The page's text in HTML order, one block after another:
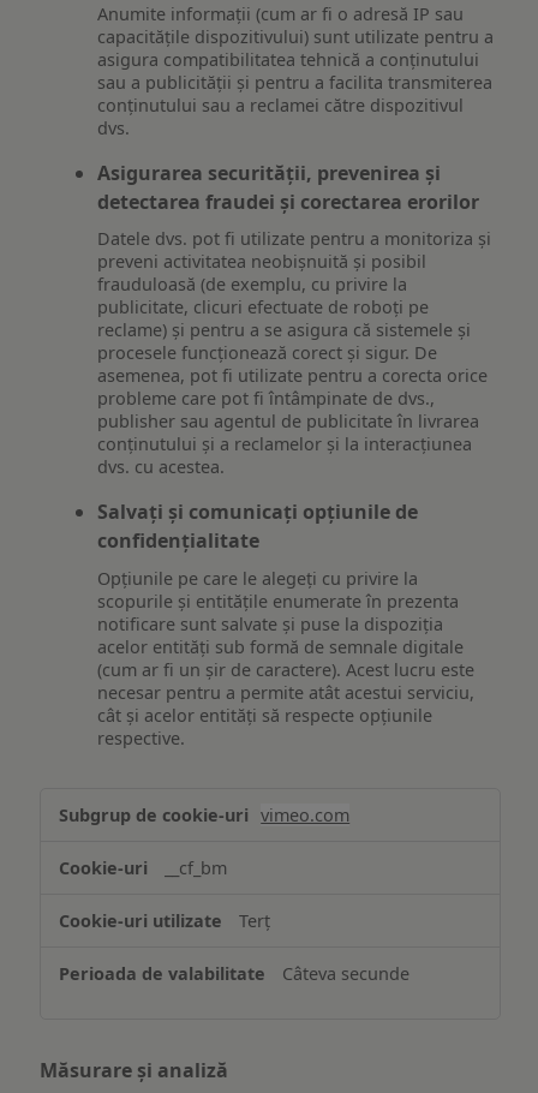
Anumite informații (cum ar fi o adresă IP sau
capacitățile dispozitivului) sunt utilizate pentru a
asigura compatibilitatea tehnică a conținutului
sau a publicității și pentru a facilita transmiterea
conținutului sau a reclamei către dispozitivul
dvs.
Asigurarea securității, prevenirea și
detectarea fraudei și corectarea erorilor
Datele dvs. pot fi utilizate pentru a monitoriza și
preveni activitatea neobișnuită și posibil
frauduloasă (de exemplu, cu privire la
publicitate, clicuri efectuate de roboți pe
reclame) și pentru a se asigura că sistemele și
procesele funcționează corect și sigur. De
asemenea, pot fi utilizate pentru a corecta orice
probleme care pot fi întâmpinate de dvs.,
publisher sau agentul de publicitate în livrarea
conținutului și a reclamelor și la interacțiunea
dvs. cu acestea.
Salvați și comunicați opțiunile de
confidențialitate
Opțiunile pe care le alegeți cu privire la
scopurile și entitățile enumerate în prezenta
notificare sunt salvate și puse la dispoziția
acelor entități sub formă de semnale digitale
(cum ar fi un șir de caractere). Acest lucru este
necesar pentru a permite atât acestui serviciu,
cât și acelor entități să respecte opțiunile
respective.
funcționalităților
ului
vimeo.com
__cf_bm
Terț
Câteva secunde
Măsurare și analiză